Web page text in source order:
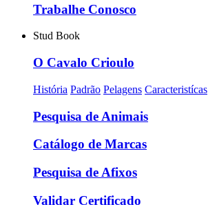
Trabalhe Conosco
Stud Book
O Cavalo Crioulo
História Padrão Pelagens Caracteristícas
Pesquisa de Animais
Catálogo de Marcas
Pesquisa de Afixos
Validar Certificado